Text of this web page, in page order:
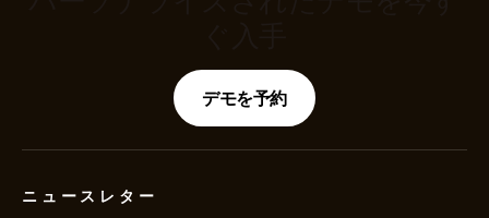
デモを予約
ニュースレター